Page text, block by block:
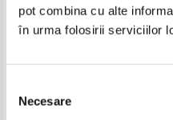
pot combina cu alte
în urma folosirii serviciilor
consimțământului
Necesare
Pret:60,00 Lei
Adaugă în coș